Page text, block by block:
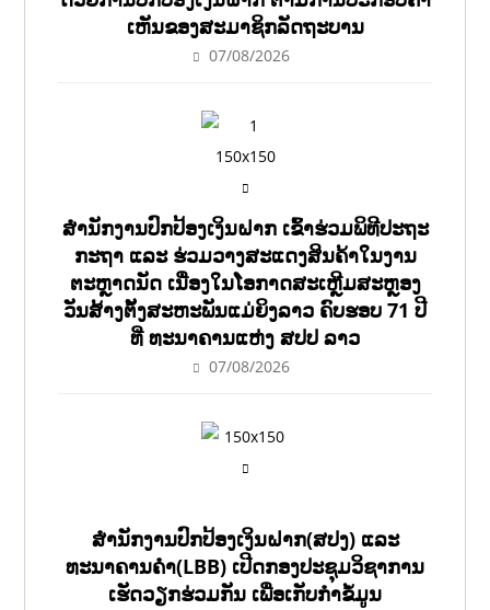
ເຫັນຂອງສະມາຊິກລັດຖະບານ
07/08/2026
ສຳນັກງານປົກປ້ອງເງິນຝາກ ເຂົ້າຮ່ວມພິທີປະຖະ
ກະຖາ ແລະ ຮ່ວມວາງສະແດງສິນຄ້າໃນງານ
ຕະຫຼາດນັດ ເນື່ອງໃນໂອກາດສະເຫຼີມສະຫຼອງ
ວັນສ້າງຕັ້ງສະຫະພັນແມ່ຍິງລາວ ຄົບຮອບ 71 ປີ
ທີ່ ທະນາຄານແຫ່ງ ສປປ ລາວ
07/08/2026
ສຳນັກງານປົກປ້ອງເງິນຝາກ(ສປງ) ແລະ
ທະນາຄານຄຳ(LBB) ເປີດກອງປະຊຸມວິຊາການ
ເຮັດວຽກຮ່ວມກັນ ເພື່ອເກັບກຳຂໍ້ມູນ